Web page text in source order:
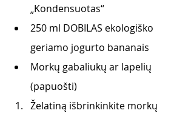
„Kondensuotas“
250 ml DOBILAS ekologiško
geriamo jogurto bananais
Morkų gabaliukų ar lapelių
(papuošti)
Želatiną išbrinkinkite morkų